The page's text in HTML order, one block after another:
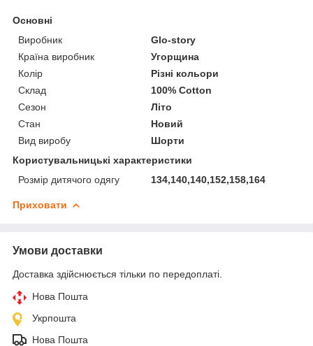
Основні
Виробник
Glo-story
Країна виробник
Угорщина
Колір
Різні кольори
Склад
100% Cotton
Сезон
Літо
Стан
Новий
Вид виробу
Шорти
Користувальницькі характеристики
Розмір дитячого одягу
134,140,140,152,158,164
Приховати
Умови доставки
Доставка здійснюється тільки по передоплаті.
Нова Пошта
Укрпошта
Нова Пошта